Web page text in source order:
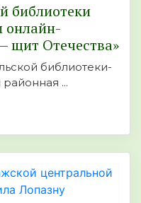
библиотеки
онлайн-
щит Отечества»
библиотеки-
...